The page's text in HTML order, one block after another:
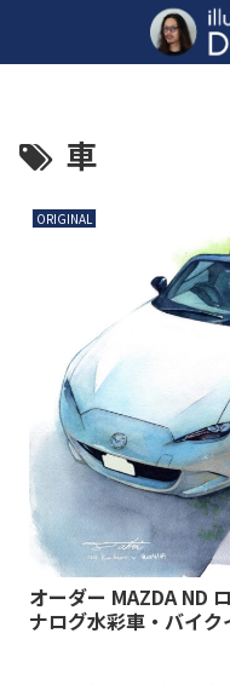
車
ORIGINAL
オーダー MAZDA ND
ナログ水彩車・バイク